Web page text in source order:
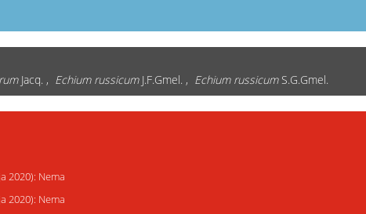
Jacq. , Echium russicumJ.F.Gmel. , Echium russicumS.G.Gmel.
2020): Nema
2020): Nema